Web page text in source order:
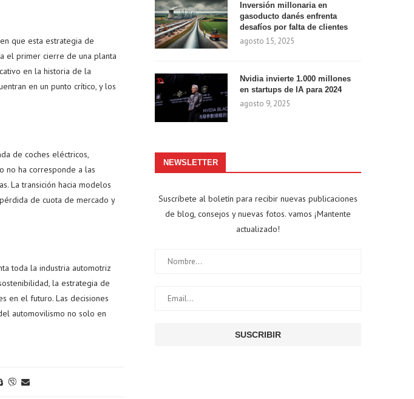
que esta estrategia de
el primer cierre de una planta
en la historia de la
en un punto crítico, y los
de coches eléctricos,
no ha corresponde a las
La transición hacia modelos
de cuota de mercado y
toda la industria automotriz
la estrategia de
en el futuro. Las decisiones
automovilismo no solo en
Inversión millonaria en
gasoducto danés enfrenta
desafíos por falta de clientes
agosto 15, 2025
Nvidia invierte 1.000 millones
en startups de IA para 2024
agosto 9, 2025
NEWSLETTER
Suscríbete al boletín para recibir nuevas publicaciones
de blog, consejos y nuevas fotos. vamos ¡Mantente
actualizado!